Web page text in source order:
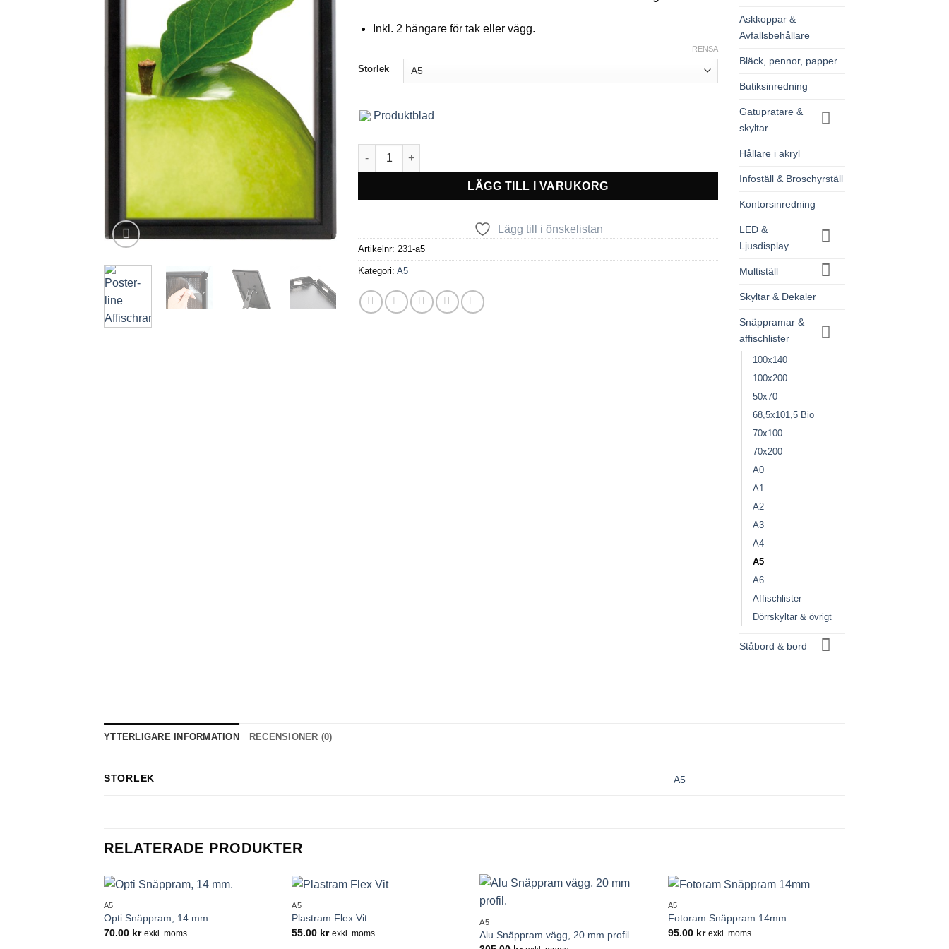
Inkl. 2 hängare för tak eller vägg.
Storlek
RENSA
Produktblad
Poster-line Affischram mängd
LÄGG TILL I VARUKORG
Lägg till i önskelistan
Artikelnr: 231-a5
Kategori: A5
Askkoppar &
Avfallsbehållare
Bläck, pennor, papper
Butiksinredning
Gatupratare &
skyltar
Hållare i akryl
Infoställ & Broschyrställ
Kontorsinredning
LED &
Ljusdisplay
Multiställ
Skyltar & Dekaler
Snäppramar &
affischlister
100x140
100x200
50x70
68,5x101,5 Bio
70x100
70x200
A0
A1
A2
A3
A4
A5
A6
Affischlister
Dörrskyltar & övrigt
Ståbord & bord
YTTERLIGARE INFORMATION RECENSIONER (0)
STORLEK A5
RELATERADE PRODUKTER
+
A5
Opti Snäppram, 14 mm.
70.00 kr exkl. moms.
+
A5
Plastram Flex Vit
55.00 kr exkl. moms.
+
A5
Alu Snäppram vägg, 20 mm profil.
+
A5
Fotoram Snäppram 14mm
95.00 kr exkl. moms.